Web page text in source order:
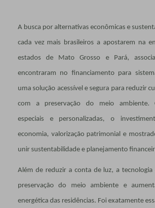
A busca por alternativas econômicas e
cada vez mais brasileiros a apostarem na
estados de Mato Grosso e Pará,
encontraram no financiamento para
uma solução acessível e segura para reduzir
com a preservação do meio ambiente.
especiais e personalizadas, o
economia, valorização patrimonial e
unir sustentabilidade e planejamento
Além de reduzir a conta de luz, a
preservação do meio ambiente e
energética das residências. Foi exatamente